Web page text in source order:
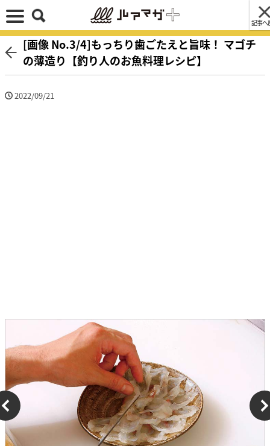
記事へ
[画像 No.3/4]もっちり歯ごたえと旨味！ マゴチ
の薄造り【釣り人のお魚料理レシピ】
2022/09/21